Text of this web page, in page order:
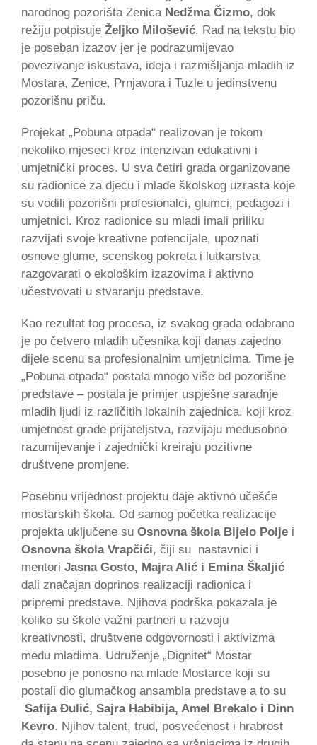
narodnog pozorišta Zenica Nedžma Čizmo, dok
režiju potpisuje Željko Milošević. Rad na tekstu bio
je poseban izazov jer je podrazumijevao
povezivanje iskustava, ideja i razmišljanja mladih iz
Mostara, Zenice, Prnjavora i Tuzle u jedinstvenu
pozorišnu priču.
Projekat „Pobuna otpada“ realizovan je tokom
nekoliko mjeseci kroz intenzivan edukativni i
umjetnički proces. U sva četiri grada organizovane
su radionice za djecu i mlade školskog uzrasta koje
su vodili pozorišni profesionalci, glumci, pedagozi i
umjetnici. Kroz radionice su mladi imali priliku
razvijati svoje kreativne potencijale, upoznati
osnove glume, scenskog pokreta i lutkarstva,
razgovarati o ekološkim izazovima i aktivno
učestvovati u stvaranju predstave.
Kao rezultat tog procesa, iz svakog grada odabrano
je po četvero mladih učesnika koji danas zajedno
dijele scenu sa profesionalnim umjetnicima. Time je
„Pobuna otpada“ postala mnogo više od pozorišne
predstave – postala je primjer uspješne saradnje
mladih ljudi iz različitih lokalnih zajednica, koji kroz
umjetnost grade prijateljstva, razvijaju međusobno
razumijevanje i zajednički kreiraju pozitivne
društvene promjene.
Posebnu vrijednost projektu daje aktivno učešće
mostarskih škola. Od samog početka realizacije
projekta uključene su Osnovna škola Bijelo Polje i
Osnovna škola Vrapčići, čiji su nastavnici i
mentori Jasna Gosto, Majra Alić i Emina Škaljić
dali značajan doprinos realizaciji radionica i
pripremi predstave. Njihova podrška pokazala je
koliko su škole važni partneri u razvoju
kreativnosti, društvene odgovornosti i aktivizma
među mladima. Udruženje „Dignitet“ Mostar
posebno je ponosno na mlade Mostarce koji su
postali dio glumačkog ansambla predstave a to su
Safija Đulić, Sajra Habibija, Amel Brekalo i Dinn
Kevro. Njihov talent, trud, posvećenost i hrabrost